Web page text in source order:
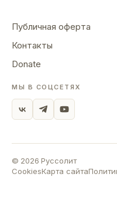
Публичная оферта
Контакты
Donate
МЫ В СОЦСЕТЯХ
© 2026 Руссолит
CookiesКарта сайта